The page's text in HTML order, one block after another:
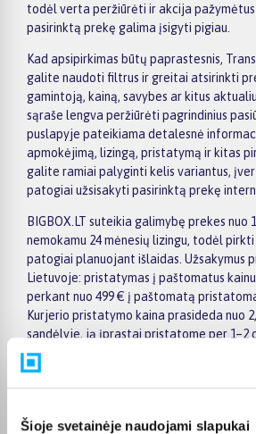
Šioje svetainėje naudojami slapukai
todėl verta peržiūrėti ir akcija pažymėtus
pasirinktą prekę galima įsigyti pigiau.
Kad apsipirkimas būtų paprastesnis,
galite naudoti filtrus ir greitai atsirinkti
gamintoją, kainą, savybes ar kitus
sąraše lengva peržiūrėti pagrindinius
puslapyje pateikiama detalesnė
apmokėjimą, lizingą, pristatymą ir kitas
galite ramiai palyginti kelis variantus,
patogiai užsisakyti pasirinktą prekę
BIGBOX.LT suteikia galimybę prekes nuo
nemokamu 24 mėnesių lizingu, todėl
patogiai planuojant išlaidas. Užsakymus
Lietuvoje: pristatymas į paštomatus
perkant nuo 499 € į paštomatą
Kurjerio pristatymo kaina prasideda nuo
sandėlyje, ją įprastai pristatome per 1–2
terminą visada rasite konkrečios prekės
kurjeriu arba atsiėmimą BIGBOX.LT biure